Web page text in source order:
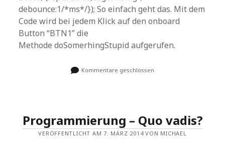
debounce:1/*ms*/}); So einfach geht das. Mit dem
Code wird bei jedem Klick auf den onboard
Button “BTN1” die
Methode doSomerhingStupid aufgerufen.
Kommentare geschlossen
Programmierung – Quo vadis?
VERÖFFENTLICHT AM 7. MÄRZ 2014 VON MICHAEL